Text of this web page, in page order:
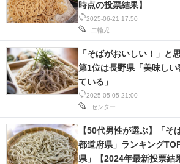
2025-06-21 17:50
二輪児
時点の投票結果】
2025-05-05 21:00
センター
「そばがおいしい！」と
第1位は長野県「美味し
ている」
【50代男性が選ぶ】「そ
都道府県」ランキング
県」【2024年最新投票結